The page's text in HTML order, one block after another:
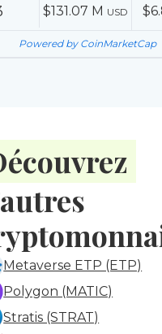
$131.07 M USD
Powered by CoinMarketCap
Metaverse ETP (ETP)
Polygon (MATIC)
Stratis (STRAT)